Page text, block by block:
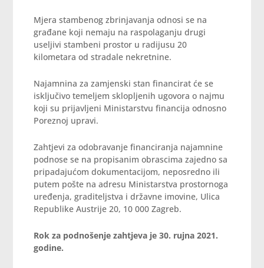
Mjera stambenog zbrinjavanja odnosi se na
građane koji nemaju na raspolaganju drugi
useljivi stambeni prostor u radijusu 20
kilometara od stradale nekretnine.
Najamnina za zamjenski stan financirat će se
isključivo temeljem sklopljenih ugovora o najmu
koji su prijavljeni Ministarstvu financija odnosno
Poreznoj upravi.
Zahtjevi za odobravanje financiranja najamnine
podnose se na propisanim obrascima zajedno sa
pripadajućom dokumentacijom, neposredno ili
putem pošte na adresu Ministarstva prostornoga
uređenja, graditeljstva i državne imovine, Ulica
Republike Austrije 20, 10 000 Zagreb.
Rok za podnošenje zahtjeva je 30. rujna 2021.
godine.